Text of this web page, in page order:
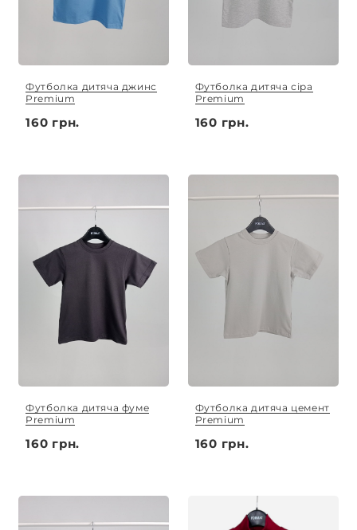
Футболка дитяча джинс
Premium
160 грн.
Футболка дитяча сіра
Premium
160 грн.
Футболка дитяча фуме
Premium
160 грн.
Футболка дитяча цемент
Premium
160 грн.